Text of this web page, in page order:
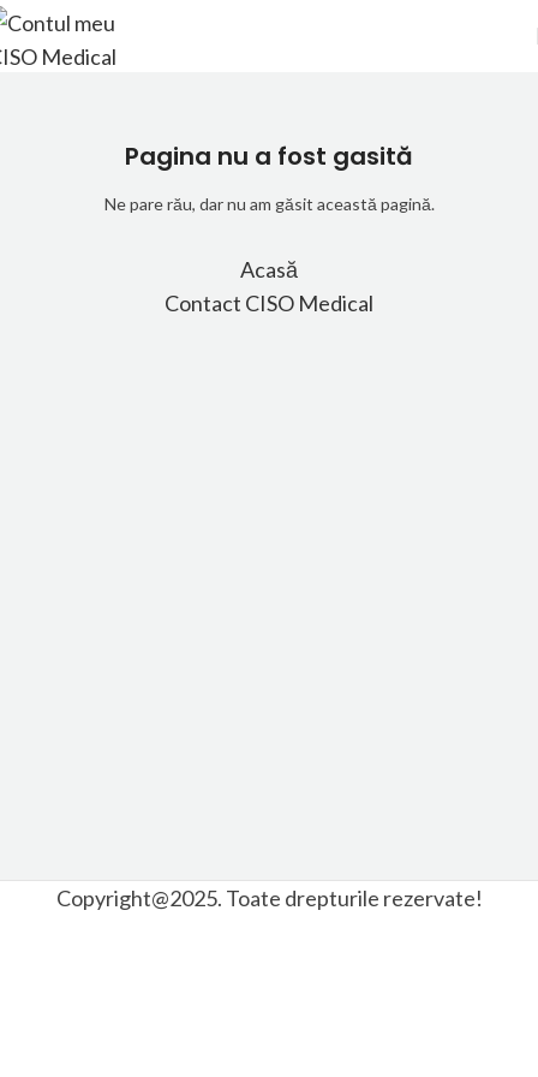
Pagina nu a fost gasită
Ne pare rău, dar nu am găsit această pagină.
Acasă
Contact CISO Medical
Copyright@2025. Toate drepturile rezervate!